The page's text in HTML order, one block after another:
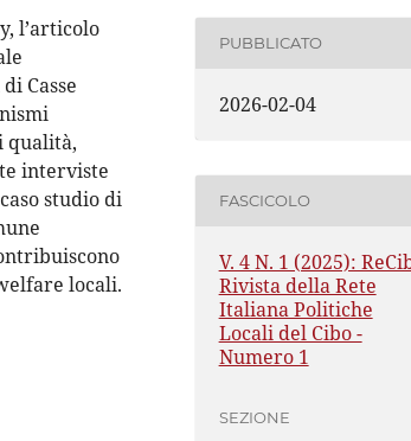
l’articolo
Casse
qualità,
interviste
studio di
locali.
PUBBLICATO
2026-02-04
FASCICOLO
V. 4 N. 1 (2025):
Rivista della Rete
Italiana Politiche
Locali del Cibo -
Numero 1
SEZIONE